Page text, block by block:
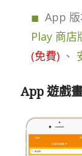
App 版
Play 商店
(免費)、
App 遊戲